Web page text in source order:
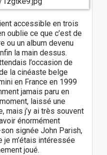
accessible en trois
oublie ce que c’est de
ou un album devenu
la main dessus.
l’occasion de
la cinéaste belge
en France en 1999
jamais paru en
laissé une
mais j’y ai très souvent
énormément
signée John Parish,
je m’étais intéressée
joué.